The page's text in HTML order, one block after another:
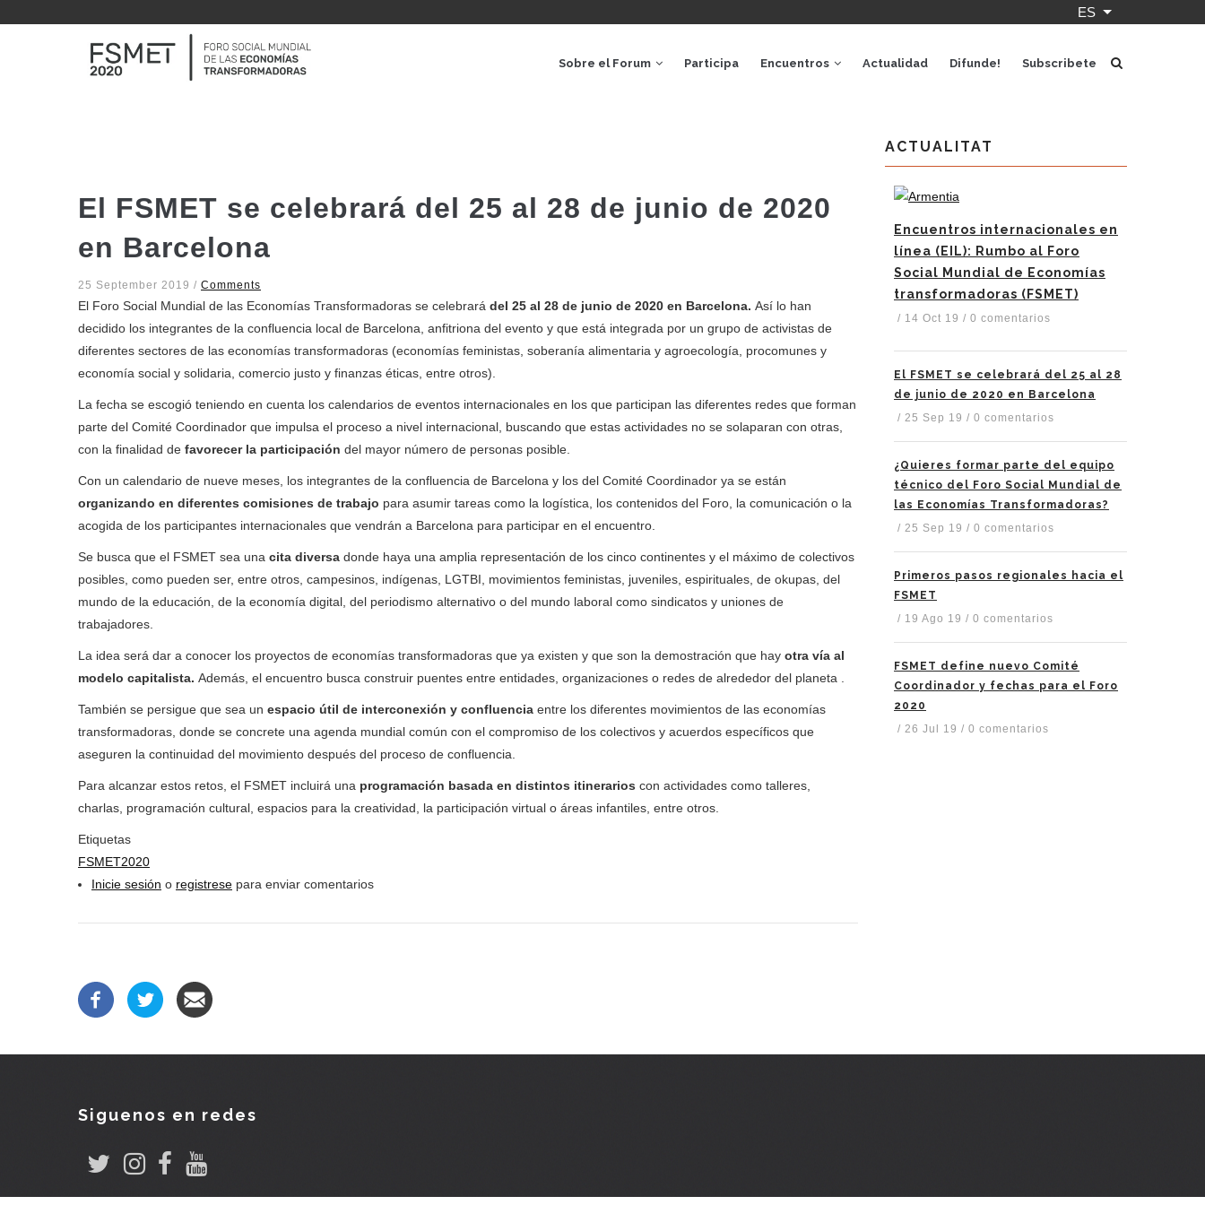
ES Lista adicional
Sobre el Forum Participa Encuentros Actualidad Difunde! Subscribete
El FSMET se celebrará del 25 al 28 de junio de 2020
en Barcelona
25 September 2019 / Comments
El Foro Social Mundial de las Economías Transformadoras se celebrará del 25 al 28 de junio de 2020 en Barcelona. Así lo han
decidido los integrantes de la confluencia local de Barcelona, anfitriona del evento y que está integrada por un grupo de activistas de
diferentes sectores de las economías transformadoras (economías feministas, soberanía alimentaria y agroecología, procomunes y
economía social y solidaria, comercio justo y finanzas éticas, entre otros).
La fecha se escogió teniendo en cuenta los calendarios de eventos internacionales en los que participan las diferentes redes que forman
parte del Comité Coordinador que impulsa el proceso a nivel internacional, buscando que estas actividades no se solaparan con otras,
con la finalidad de favorecer la participación del mayor número de personas posible.
Con un calendario de nueve meses, los integrantes de la confluencia de Barcelona y los del Comité Coordinador ya se están
organizando en diferentes comisiones de trabajo para asumir tareas como la logística, los contenidos del Foro, la comunicación o la
acogida de los participantes internacionales que vendrán a Barcelona para participar en el encuentro.
Se busca que el FSMET sea una cita diversa donde haya una amplia representación de los cinco continentes y el máximo de colectivos
posibles, como pueden ser, entre otros, campesinos, indígenas, LGTBI, movimientos feministas, juveniles, espirituales, de okupas, del
mundo de la educación, de la economía digital, del periodismo alternativo o del mundo laboral como sindicatos y uniones de
trabajadores.
La idea será dar a conocer los proyectos de economías transformadoras que ya existen y que son la demostración que hay otra vía al
modelo capitalista. Además, el encuentro busca construir puentes entre entidades, organizaciones o redes de alrededor del planeta .
También se persigue que sea un espacio útil de interconexión y confluencia entre los diferentes movimientos de las economías
transformadoras, donde se concrete una agenda mundial común con el compromiso de los colectivos y acuerdos específicos que
aseguren la continuidad del movimiento después del proceso de confluencia.
Para alcanzar estos retos, el FSMET incluirá una programación basada en distintos itinerarios con actividades como talleres,
charlas, programación cultural, espacios para la creatividad, la participación virtual o áreas infantiles, entre otros.
Etiquetas
FSMET2020
Inicie sesión o registrese para enviar comentarios
ACTUALITAT
Encuentros internacionales en
línea (EIL): Rumbo al Foro
Social Mundial de Economías
transformadoras (FSMET)
/ 14 Oct 19 / 0 comentarios
El FSMET se celebrará del 25 al 28
de junio de 2020 en Barcelona
/ 25 Sep 19 / 0 comentarios
¿Quieres formar parte del equipo
técnico del Foro Social Mundial de
las Economías Transformadoras?
/ 25 Sep 19 / 0 comentarios
Primeros pasos regionales hacia el
FSMET
/ 19 Ago 19 / 0 comentarios
FSMET define nuevo Comité
Coordinador y fechas para el Foro
2020
/ 26 Jul 19 / 0 comentarios
Siguenos en redes